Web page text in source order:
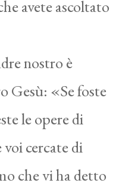
avete ascoltato
nostro è
Gesù: «Se foste
le opere di
cercate di
che vi ha detto